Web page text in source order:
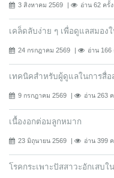
3 สิงหาคม 2569 อ่าน 62 ครั้ง
เคล็ดลับง่าย ๆ เพื่อดูแลสมอง
24 กรกฎาคม 2569 อ่าน 166
เทคนิคสำหรับผู้ดูแลในการสื่อ
9 กรกฎาคม 2569 อ่าน 263
เนื้องอกต่อมลูกหมาก
23 มิถุนายน 2569 อ่าน 399
โรคกระเพาะปัสสาวะอักเสบใ